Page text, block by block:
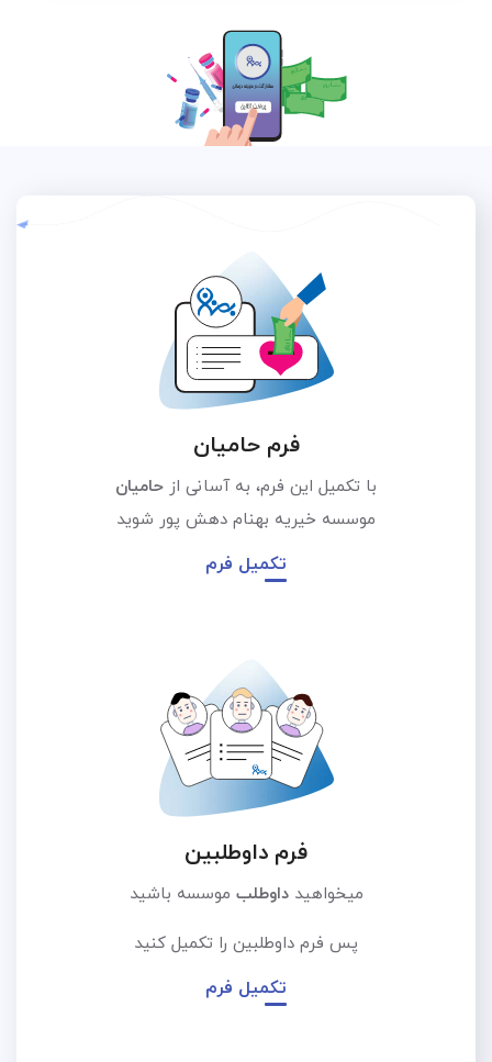
فرم حامیان
با تکمیل این فرم، به آسانی از حامیان
موسسه خیریه بهنام دهش پور شوید
تکمیل فرم
فرم داوطلبین
میخواهیدداوطلب موسسه باشید
پس فرم داوطلبین را تکمیل کنید
تکمیل فرم